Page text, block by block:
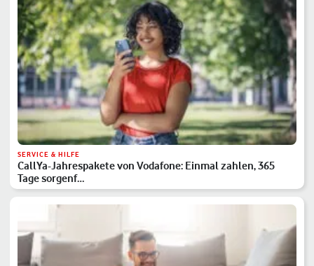
SERVICE & HILFE
CallYa-Jahrespakete von Vodafone: Einmal zahlen, 365
Tage sorgenf…